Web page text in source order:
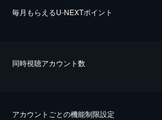
毎⽉もらえるU-NEXTポイント
同時視聴アカウント数
アカウントごとの機能制限設定